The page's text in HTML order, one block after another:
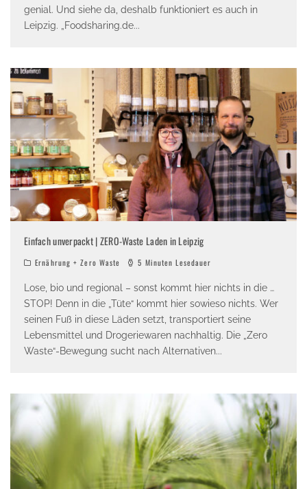
genial. Und siehe da, deshalb funktioniert es auch in
Leipzig. „Foodsharing.de...
Einfach unverpackt | ZERO-Waste Laden in Leipzig
Ernährung + Zero Waste 5 Minuten Lesedauer
Lose, bio und regional – sonst kommt hier nichts in die …
STOP! Denn in die „Tüte“ kommt hier sowieso nichts. Wer
seinen Fuß in diese Läden setzt, transportiert seine
Lebensmittel und Drogeriewaren nachhaltig. Die „Zero
Waste“-Bewegung sucht nach Alternativen...